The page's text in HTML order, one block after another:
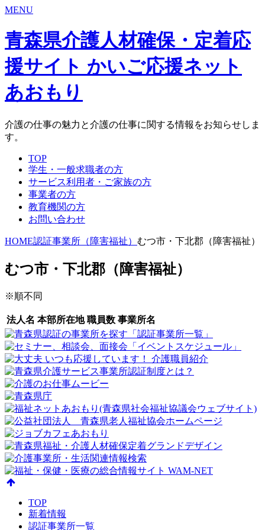
MENU
青森県介護人材確保・定着応
援サイト かいご応援ネット
あおもり
介護の仕事の魅力と介護の仕事に関する情報をお知らせしま
す。
TOP
学生・一般求職者の方
サービス利用者・ご家族の方
事業者の方
教育機関の方
お問い合わせ
HOME認証事業所（障害福祉） むつ市・下北郡（障害福祉）
むつ市・下北郡（障害福祉）
※順不同
法人名 本部所在地 職員数 事業所名
TOP
新着情報
認証事業所一覧